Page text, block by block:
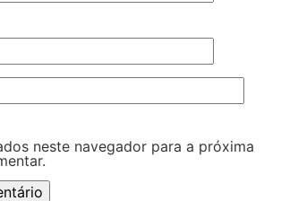
neste navegador para a próxima